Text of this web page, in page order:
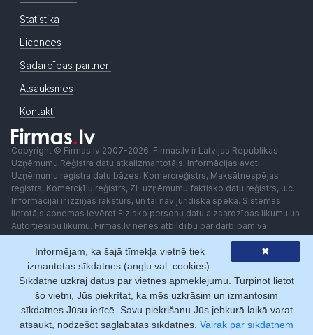
Statistika
Licences
Sadarbības partneri
Atsauksmes
Kontakti
Copyright © Firmas.lv 2007-2026. Firmas.lv ir Latvijas Republikas
Uzņēmumu Reģistra datu atkalizmantotājs. Informācijas avoti:
Uzņēmumu reģistra datu bāzes, Komercreģistrs, Maksātnespējas
reģistrs, Komercķīlu reģistrs, ZL uzņēmumu faktisko datu reģistrs, u.c..
Informācijai ir izziņas raksturs, un tai nav juridiska spēka. Sistēmas
lietotājs apņemas ievērot Fizisko personu datu aizsardzības likumu un
Autortiesību likumu. Firmas.lv nenes atbildību par darbībām vai
lēmumiem, kas balstīti uz saņemto pakalpojumu. Lietotājam aizliegts
izmantot jebkādas automatizētas sistēmas vai iekārtas (robotus)
piekļuvei sistēmai bez rakstiskas saskaņošanas ar Firmas.lv. Galvenā
redaktore: Ingūna Pempere.
Lietošanas noteikumi
Privātuma politika Norēķini ar
✖
Informējam, ka šajā tīmekļa vietnē tiek
izmantotas sīkdatnes (angļu val. cookies).
Sīkdatne uzkrāj datus par vietnes apmeklējumu. Turpinot lietot
šo vietni, Jūs piekrītat, ka mēs uzkrāsim un izmantosim
sīkdatnes Jūsu ierīcē. Savu piekrišanu Jūs jebkurā laikā varat
atsaukt, nodzēšot saglabātās sīkdatnes. Vairāk par sīkdatnēm